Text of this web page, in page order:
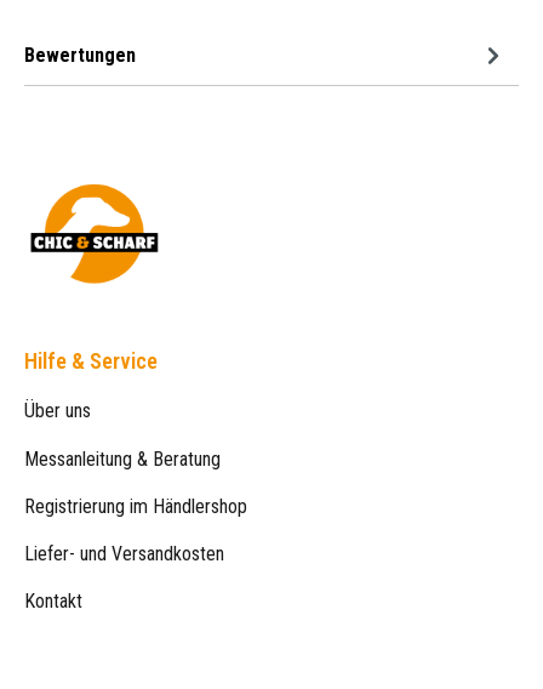
Bewertungen
Hilfe & Service
Über uns
Messanleitung & Beratung
Registrierung im Händlershop
Liefer- und Versandkosten
Kontakt